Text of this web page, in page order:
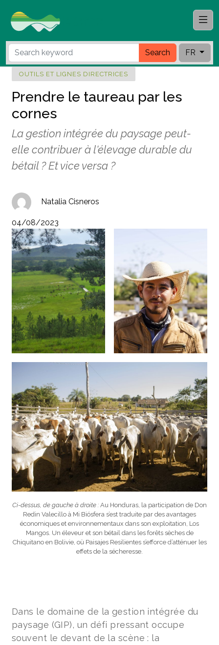
Search FR
OUTILS ET LIGNES DIRECTRICES
Prendre le taureau par les
cornes
La gestion intégrée du paysage peut-
elle contribuer à l'élevage durable du
bétail ? Et vice versa ?
Natalia Cisneros
04/08/2023
Ci-dessus, de gauche à droite : Au Honduras, la participation de Don
Redin Valecillo à Mi Biósfera s’est traduite par des avantages
économiques et environnementaux dans son exploitation, Los
Mangos. Un éleveur et son bétail dans les forêts sèches de
Chiquitano en Bolivie, où Paisajes Resilientes s’efforce d’atténuer les
effets de la sécheresse.
Dans le domaine de la gestion intégrée du
paysage (GIP), un défi pressant occupe
souvent le devant de la scène : la